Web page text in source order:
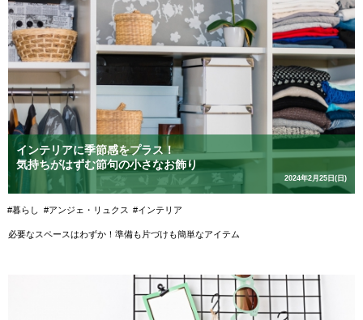
インテリアに季節感をプラス！
気持ちがはずむ節句の小さなお飾り
2024年2月25日(日)
#暮らし #アンジェ・リュクス #インテリア
必要なスペースはわずか！準備も片づけも簡単なアイテム